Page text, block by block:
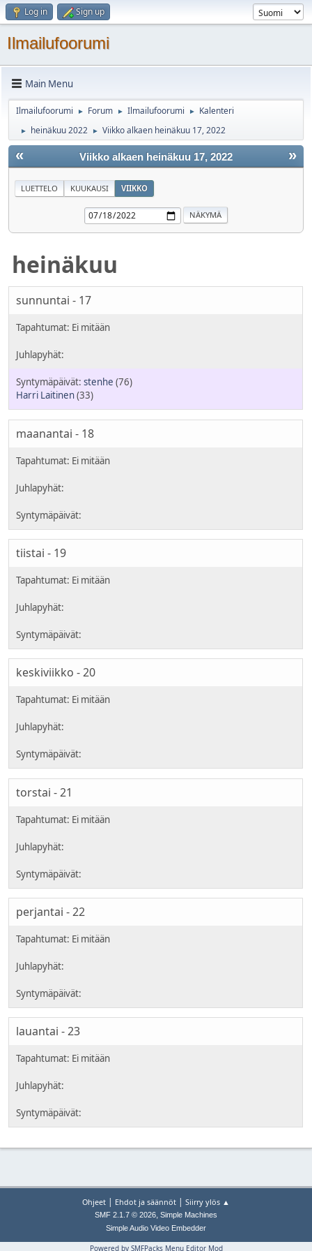
Log in Sign up
Ilmailufoorumi
Main Menu
Ilmailufoorumi ► Forum ► Ilmailufoorumi ► Kalenteri
► heinäkuu 2022 ► Viikko alkaen heinäkuu 17, 2022
« »
Viikko alkaen heinäkuu 17, 2022
LUETTELO KUUKAUSI VIIKKO
heinäkuu
sunnuntai - 17
stenhe (76)
Harri Laitinen(33)
maanantai - 18
tiistai - 19
keskiviikko - 20
torstai - 21
perjantai - 22
lauantai - 23
Ohjeet | Ehdot ja säännöt | Siirry ylös ▲
SMF 2.1.7 © 2026, Simple Machines
Simple Audio Video Embedder
Powered by SMFPacks Menu Editor Mod